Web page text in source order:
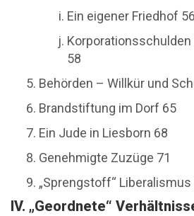
Ein eigener Friedhof 56
Korporationsschulden
58
Behörden – Willkür und
Brandstiftung im Dorf 65
Ein Jude in Liesborn 68
Genehmigte Zuzüge 71
„Sprengstoff“ Liberalismus
IV. „Geordnete“